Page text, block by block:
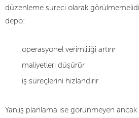
düzenleme süreci olarak
depo:
operasyonel verimliliği artırır
maliyetleri düşürür
iş süreçlerini hızlandırır
Yanlış planlama ise görünmeyen